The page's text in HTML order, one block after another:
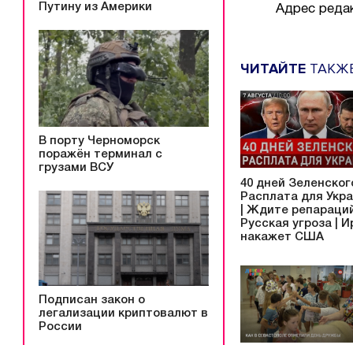
Путину из Америки
В порту Черноморск
поражён терминал с
грузами ВСУ
Подписан закон о
легализации криптовалют в
России
Адрес
ЧИТАЙТЕ
40 дней
Расплата для
| Ждите
Русская угроза |
накажет США